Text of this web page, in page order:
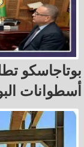
بوتاجاسكو
أسطوانات